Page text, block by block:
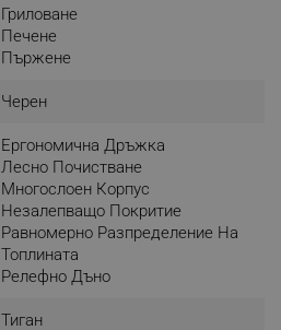
Гриловане
Печене
Пържене
Черен
Ергономична Дръжка
Лесно Почистване
Многослоен Корпус
Незалепващо Покритие
Равномерно Разпределение На
Топлината
Релефно Дъно
Тиган